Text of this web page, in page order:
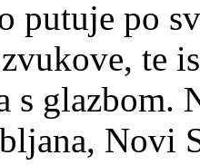
putuje po
te
s glazbom.
Novi